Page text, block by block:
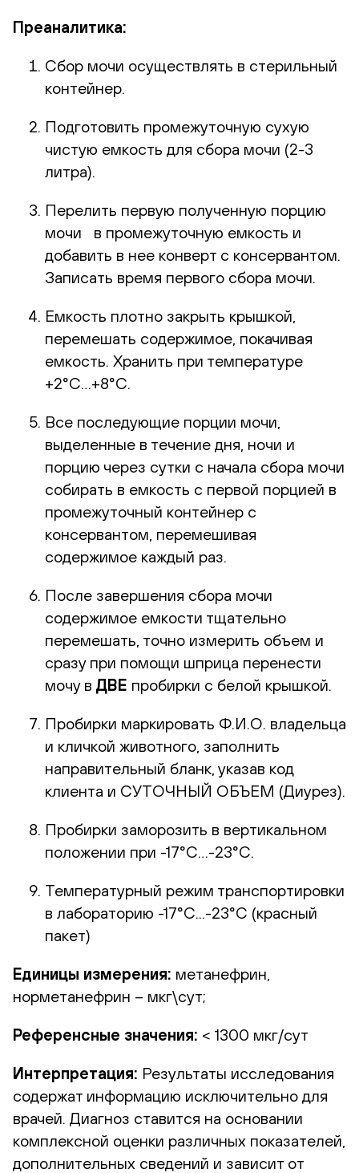
Преаналитика:
Сбор мочи осуществлять в стерильный
контейнер.
Подготовить промежуточную сухую
чистую емкость для сбора мочи (2-3
литра).
Перелить первую полученную порцию
мочи в промежуточную емкость и
добавить в нее конверт с консервантом.
Записать время первого сбора мочи.
Емкость плотно закрыть крышкой,
перемешать содержимое, покачивая
емкость. Хранить при температуре
+2°С…+8°С.
Все последующие порции мочи,
выделенные в течение дня, ночи и
порцию через сутки с начала сбора мочи
собирать в емкость с первой порцией в
промежуточный контейнер с
консервантом, перемешивая
содержимое каждый раз.
После завершения сбора мочи
содержимое емкости тщательно
перемешать, точно измерить объем и
сразу при помощи шприца перенести
мочу в ДВЕ пробирки с белой крышкой.
Пробирки маркировать Ф.И.О. владельца
и кличкой животного, заполнить
направительный бланк, указав код
клиента и СУТОЧНЫЙ ОБЪЕМ (Диурез).
Пробирки заморозить в вертикальном
положении при -17°С…-23°С.
Температурный режим транспортировки
в лабораторию -17°С...-23°С (красный
пакет)
Единицы измерения: метанефрин,
норметанефрин – мкг\сут;
Референсные значения: < 1300 мкг/сут
Интерпретация: Результаты исследования
содержат информацию исключительно для
врачей. Диагноз ставится на основании
комплексной оценки различных показателей,
дополнительных сведений и зависит от